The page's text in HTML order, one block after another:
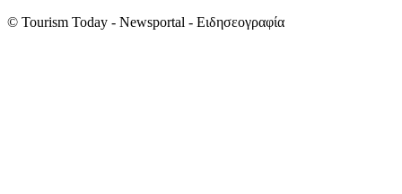
© Tourism Today - Newsportal - Ειδησεογραφία